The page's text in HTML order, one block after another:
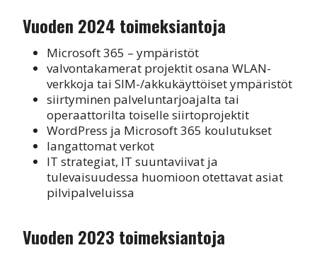
Vuoden 2024 toimeksiantoja
Microsoft 365 – ympäristöt
valvontakamerat projektit osana WLAN-
verkkoja tai SIM-/akkukäyttöiset ympäristöt
siirtyminen palveluntarjoajalta tai
operaattorilta toiselle siirtoprojektit
WordPress ja Microsoft 365 koulutukset
langattomat verkot
IT strategiat, IT suuntaviivat ja
tulevaisuudessa huomioon otettavat asiat
pilvipalveluissa
Vuoden 2023 toimeksiantoja